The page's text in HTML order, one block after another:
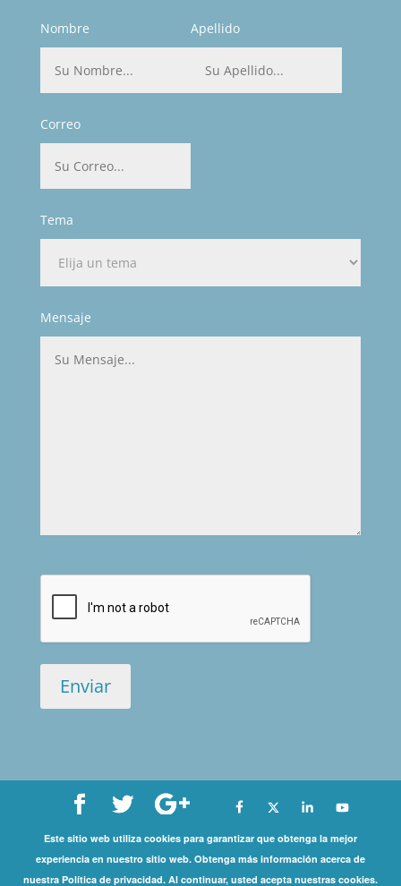
Nombre Apellido
Correo
Tema
Mensaje
Copyright©
Este sitio web utiliza cookies para garantizar que obtenga la mejor
experiencia en nuestro sitio web. Obtenga más información acerca de
nuestra Política de privacidad. Al continuar, usted acepta nuestras cookies.